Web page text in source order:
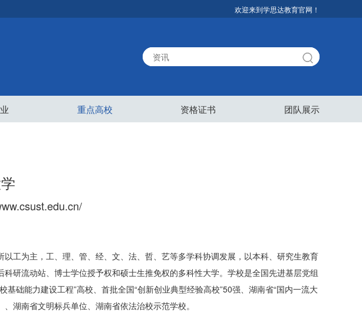
欢迎来到学思达教育官网！
重点高校 资格证书 团队展示
以工为主，工、理、管、经、文、法、哲、艺等多学科协调发展，以本科、研究生教育
科研流动站、博士学位授予权和硕士生推免权的多科性大学。学校是全国先进基层党组
基础能力建设工程”高校、首批全国“创新创业典型经验高校”50强、湖南省“国内一流大
、湖南省文明标兵单位、湖南省依法治校示范学校。